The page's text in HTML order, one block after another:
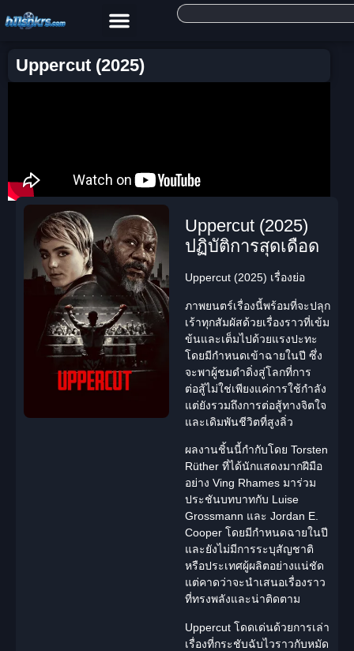
Uppercut (2025)
Uppercut (2025)
ปฏิบัติการสุดเดือด
Uppercut (2025) เรื่องย่อ
ภาพยนตร์เรื่องนี้พร้อมที่จะปลุก
เร้าทุกสัมผัสด้วยเรื่องราวที่เข้ม
ข้นและเต็มไปด้วยแรงปะทะ
โดยมีกำหนดเข้าฉายในปี ซึ่ง
จะพาผู้ชมดำดิ่งสู่โลกที่การ
ต่อสู้ไม่ใช่เพียงแค่การใช้กำลัง
แต่ยังรวมถึงการต่อสู้ทางจิตใจ
และเดิมพันชีวิตที่สูงลิ่ว
ผลงานชิ้นนี้กำกับโดย Torsten
Rüther ที่ได้นักแสดงมากฝีมือ
อย่าง Ving Rhames มาร่วม
ประชันบทบาทกับ Luise
Grossmann และ Jordan E.
Cooper โดยมีกำหนดฉายในปี
และยังไม่มีการระบุสัญชาติ
หรือประเทศผู้ผลิตอย่างแน่ชัด
แต่คาดว่าจะนำเสนอเรื่องราว
ที่ทรงพลังและน่าติดตาม
Uppercut โดดเด่นด้วยการเล่า
เรื่องที่กระชับฉับไวราวกับหมัด